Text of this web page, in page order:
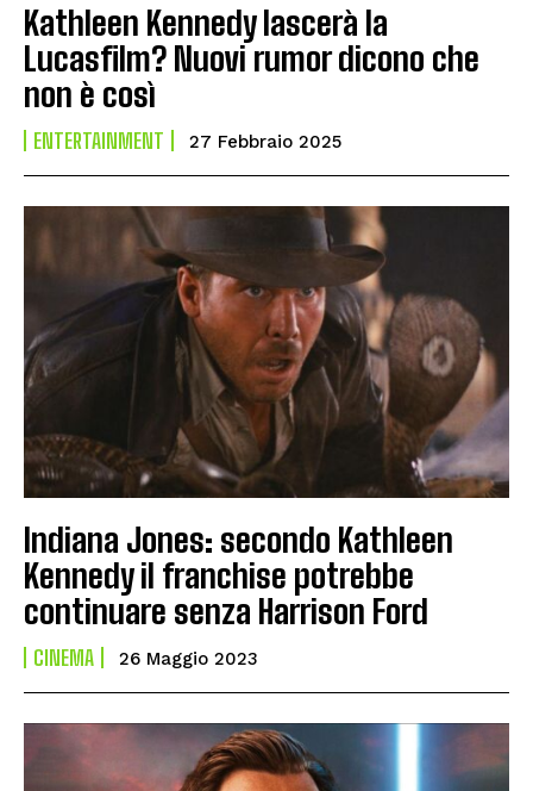
Kathleen Kennedy lascerà la
Lucasfilm? Nuovi rumor dicono che
non è così
ENTERTAINMENT 27 Febbraio 2025
Indiana Jones: secondo Kathleen
Kennedy il franchise potrebbe
continuare senza Harrison Ford
CINEMA 26 Maggio 2023